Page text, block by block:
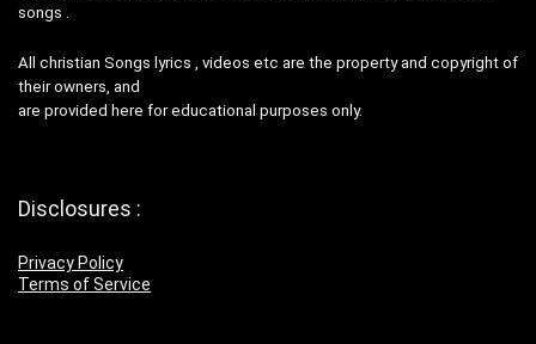
songs .
All christian Songs lyrics , videos etc are the property and copyright of
their owners, and
are provided here for educational purposes only.
Disclosures :
Privacy Policy
Terms of Service